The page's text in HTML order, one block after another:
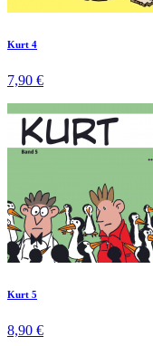
Kurt 4
7,90 €
Kurt 5
8,90 €